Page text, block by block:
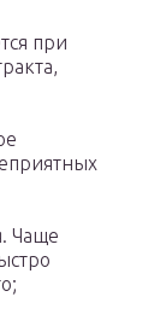
при
Чаще